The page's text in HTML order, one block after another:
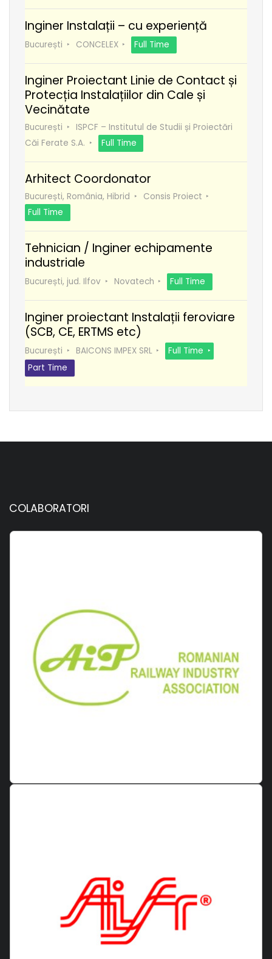
Inginer Instalații – cu experiență
București CONCELEX Full Time
Inginer Proiectant Linie de Contact și
Protecția Instalațiilor din Cale și
Vecinătate
București
ISPCF – Institutul de Studii și Proiectări
Căi Ferate S.A.
Full Time
Arhitect Coordonator
București, România, Hibrid
Consis Proiect
Full Time
Tehnician / Inginer echipamente
industriale
București, jud. Ilfov Novatech Full Time
Inginer proiectant Instalații feroviare
(SCB, CE, ERTMS etc)
București BAICONS IMPEX SRL
Full Time
Part Time
COLABORATORI